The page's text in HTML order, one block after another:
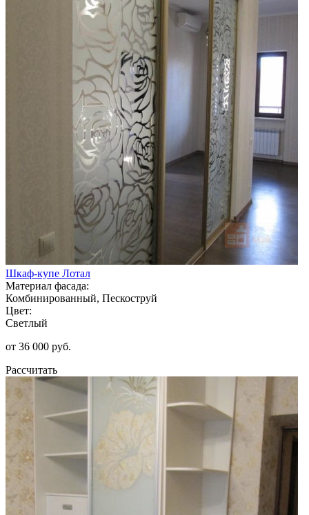
Шкаф-купе Лотал
Материал фасада:
Комбинированный, Пескоструй
Цвет:
Светлый
от 36 000 руб.
Рассчитать